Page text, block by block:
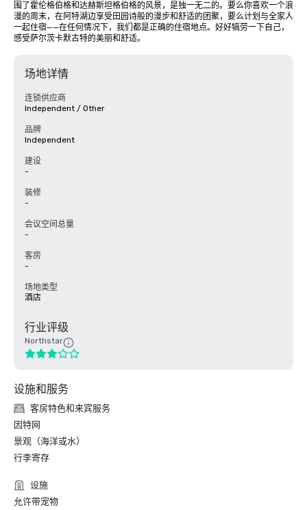
围了霍伦格伯格和达赫斯坦格伯格的风景，是独一无二的。要么你喜欢一个浪
漫的周末，在阿特湖边享受田园诗般的漫步和舒适的团聚，要么计划与全家人
一起住宿——在任何情况下，我们都是正确的住宿地点。好好犒劳一下自己，
感受萨尔茨卡默古特的美丽和舒适。
场地详情
连锁供应商
Independent / Other
品牌
Independent
建设
-
装修
-
会议空间总量
-
客房
-
场地类型
酒店
行业评级
Northstar
设施和服务
客房特色和来宾服务
因特网
景观（海洋或水）
行李寄存
设施
允许带宠物